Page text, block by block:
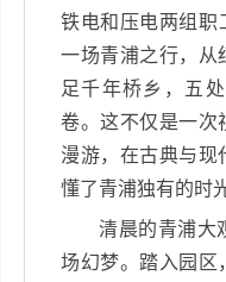
铁电和压电两组职
一场青浦之行，从
足千年桥乡，五
卷。这不仅是一次
漫游，在古典与现
懂了青浦独有的时
清晨的青浦大
场幻梦。踏入园区